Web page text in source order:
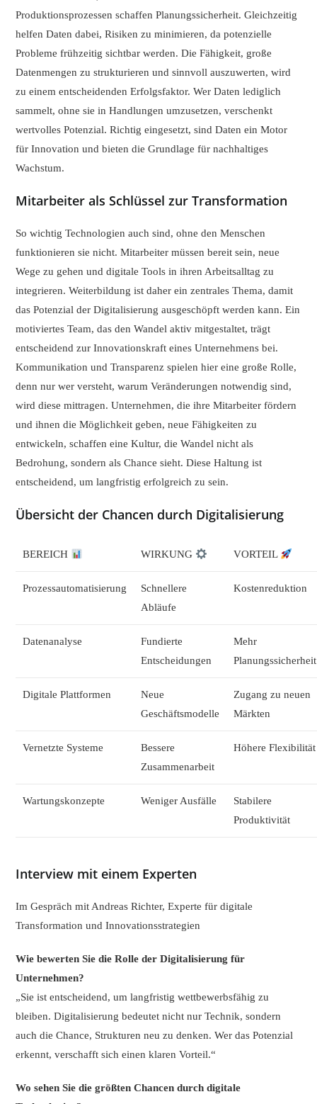
Produktionsprozessen schaffen Planungssicherheit. Gleichzeitig
helfen Daten dabei, Risiken zu minimieren, da potenzielle
Probleme frühzeitig sichtbar werden. Die Fähigkeit, große
Datenmengen zu strukturieren und sinnvoll auszuwerten, wird
zu einem entscheidenden Erfolgsfaktor. Wer Daten lediglich
sammelt, ohne sie in Handlungen umzusetzen, verschenkt
wertvolles Potenzial. Richtig eingesetzt, sind Daten ein Motor
für Innovation und bieten die Grundlage für nachhaltiges
Wachstum.
Mitarbeiter als Schlüssel zur Transformation
So wichtig Technologien auch sind, ohne den Menschen
funktionieren sie nicht. Mitarbeiter müssen bereit sein, neue
Wege zu gehen und digitale Tools in ihren Arbeitsalltag zu
integrieren. Weiterbildung ist daher ein zentrales Thema, damit
das Potenzial der Digitalisierung ausgeschöpft werden kann. Ein
motiviertes Team, das den Wandel aktiv mitgestaltet, trägt
entscheidend zur Innovationskraft eines Unternehmens bei.
Kommunikation und Transparenz spielen hier eine große Rolle,
denn nur wer versteht, warum Veränderungen notwendig sind,
wird diese mittragen. Unternehmen, die ihre Mitarbeiter fördern
und ihnen die Möglichkeit geben, neue Fähigkeiten zu
entwickeln, schaffen eine Kultur, die Wandel nicht als
Bedrohung, sondern als Chance sieht. Diese Haltung ist
entscheidend, um langfristig erfolgreich zu sein.
Übersicht der Chancen durch Digitalisierung
BEREICH WIRKUNG VORTEIL
Prozessautomatisierung
Schnellere
Abläufe
Kostenreduktion
Datenanalyse
Fundierte
Entscheidungen
Mehr
Planungssicherheit
Digitale Plattformen
Neue
Geschäftsmodelle
Zugang zu neuen
Märkten
Vernetzte Systeme
Bessere
Zusammenarbeit
Höhere Flexibilität
Wartungskonzepte Weniger Ausfälle
Stabilere
Produktivität
Interview mit einem Experten
Im Gespräch mit Andreas Richter, Experte für digitale
Transformation und Innovationsstrategien
Wie bewerten Sie die Rolle der Digitalisierung für
Unternehmen?
„Sie ist entscheidend, um langfristig wettbewerbsfähig zu
bleiben. Digitalisierung bedeutet nicht nur Technik, sondern
auch die Chance, Strukturen neu zu denken. Wer das Potenzial
erkennt, verschafft sich einen klaren Vorteil.“
Wo sehen Sie die größten Chancen durch digitale